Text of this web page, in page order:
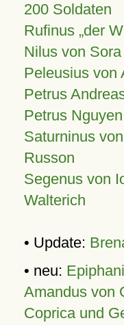
200 Soldaten
Rufinus „der
Nilus von Sora
Peleusius von
Petrus
Petrus
Saturninus
Russon
Segenus von
Walterich
• Update:
• neu:
Amandus von
Coprica und